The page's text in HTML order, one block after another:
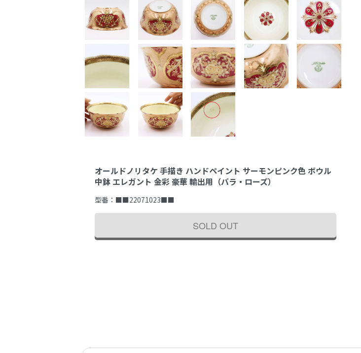
オールドノリタケ 手描き ハンドペイント サーモンピンク色 ボウル
中鉢 エレガント 金彩 豪華 輸出用（バラ・ローズ）
型番： ■■22071023■■
SOLD OUT